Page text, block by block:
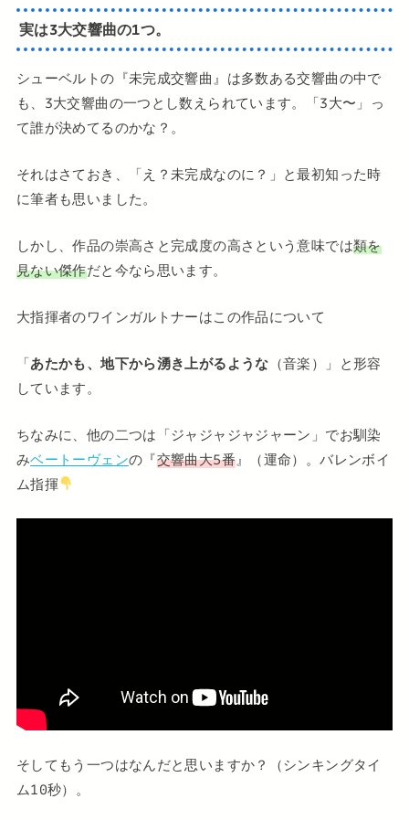
実は3大交響曲の1つ。
シューベルトの『未完成交響曲』は多数ある交響曲の中で
も、3大交響曲の一つとし数えられています。「3大〜」っ
て誰が決めてるのかな？。
それはさておき、「え？未完成なのに？」と最初知った時
に筆者も思いました。
しかし、作品の崇高さと完成度の高さという意味では類を
見ない傑作だと今なら思います。
大指揮者のワインガルトナーはこの作品について
「あたかも、地下から湧き上がるような （音楽）」と形容
しています。
ちなみに、他の二つは「ジャジャジャジャーン」でお馴染
みベートーヴェンの『交響曲大5番』（運命）。バレンボイ
ム指揮
そしてもう一つはなんだと思いますか？（シンキングタイ
ム10秒）。